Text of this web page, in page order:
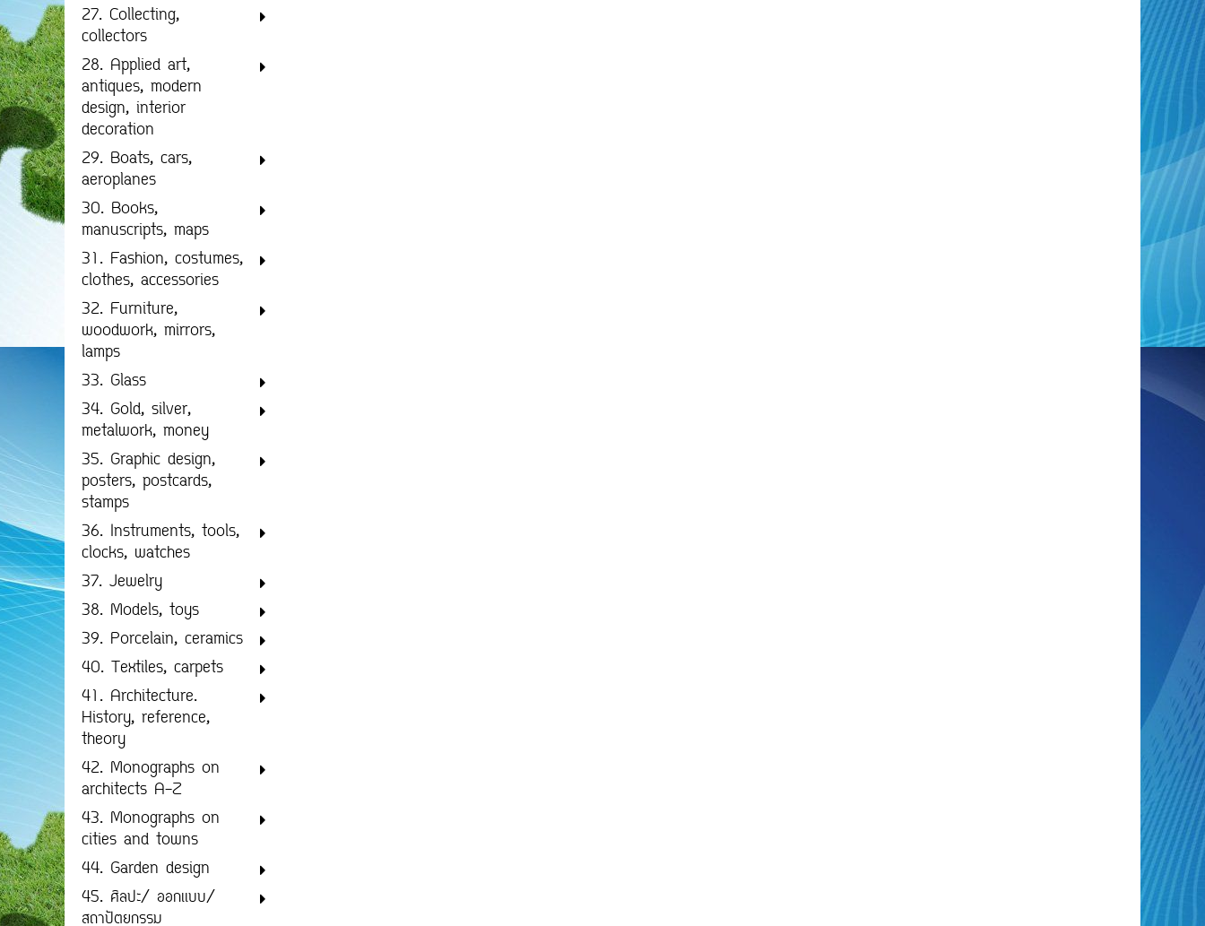
27. Collecting,
collectors
28. Applied art,
antiques, modern
design, interior
decoration
29. Boats, cars,
aeroplanes
30. Books,
manuscripts, maps
31. Fashion, costumes,
clothes, accessories
32. Furniture,
woodwork, mirrors,
lamps
33. Glass
34. Gold, silver,
metalwork, money
35. Graphic design,
posters, postcards,
stamps
36. Instruments, tools,
clocks, watches
37. Jewelry
38. Models, toys
39. Porcelain, ceramics
40. Textiles, carpets
41. Architecture.
History, reference,
theory
42. Monographs on
architects A-Z
43. Monographs on
cities and towns
44. Garden design
45. ศิลปะ/ ออกเเบบ/
สถาปัตยกรรม